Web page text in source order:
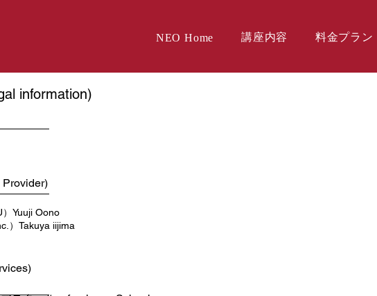
NEO Home 講座内容 料金プラン
information)
Provider)
）Yuuji Oono
）Takuya iijima